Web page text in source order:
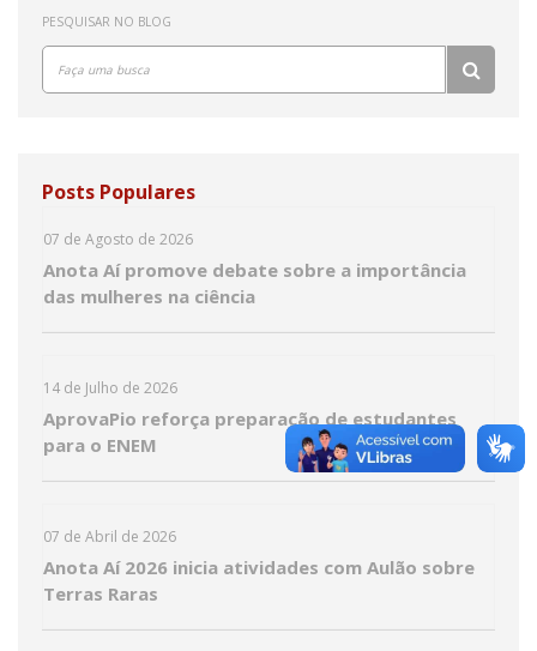
PESQUISAR NO BLOG
Posts Populares
07 de Agosto de 2026
Anota Aí promove debate sobre a importância
das mulheres na ciência
14 de Julho de 2026
AprovaPio reforça preparação de estudantes
para o ENEM
07 de Abril de 2026
Anota Aí 2026 inicia atividades com Aulão sobre
Terras Raras